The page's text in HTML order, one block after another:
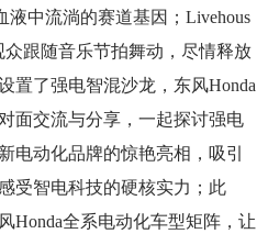
液中流淌的赛道基因；Livehous
跟随音乐节拍舞动，尽情释放
置了强电智混沙龙，东风Honda
面交流与分享，一起探讨强电
电动化品牌的惊艳亮相，吸引
受智电科技的硬核实力；此
Honda全系电动化车型矩阵，让